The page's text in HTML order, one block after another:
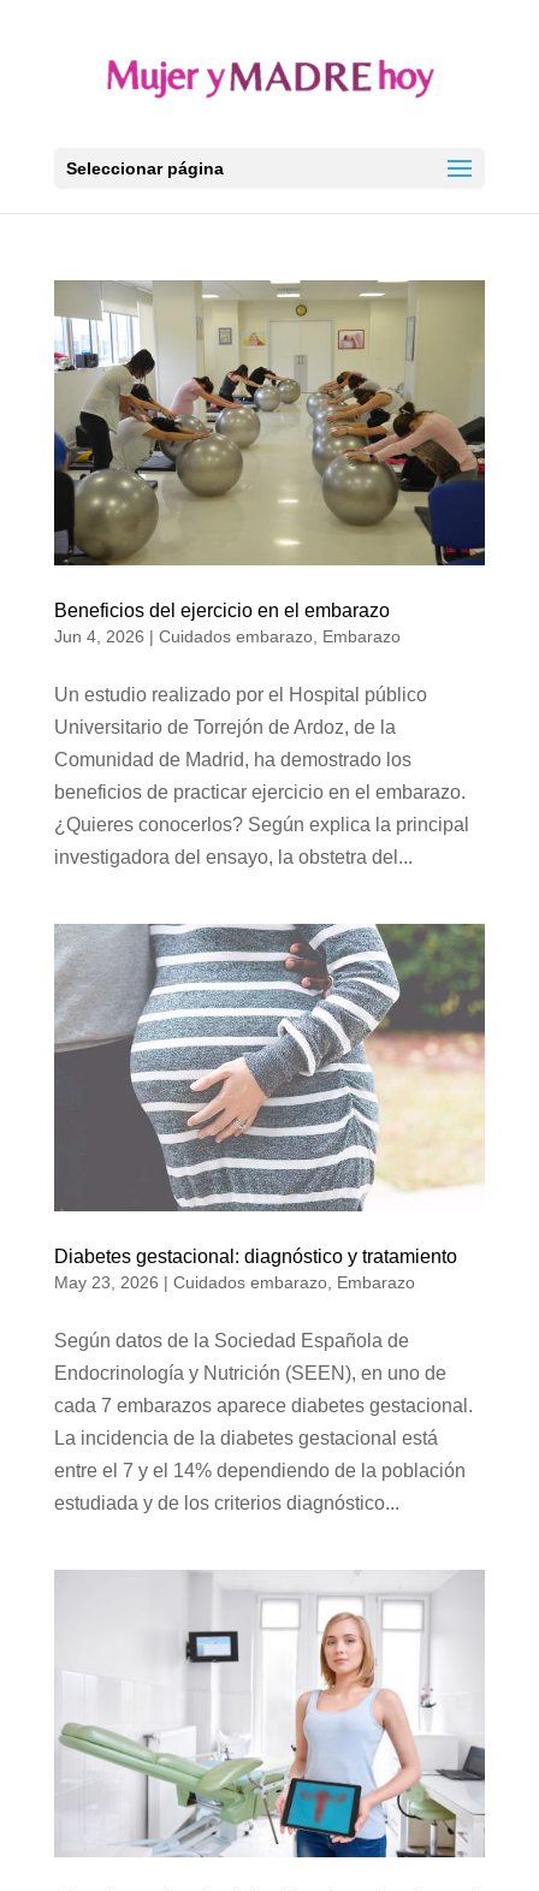
Seleccionar página
Beneficios del ejercicio en el embarazo
Jun 4, 2026 | Cuidados embarazo, Embarazo
Un estudio realizado por el Hospital público
Universitario de Torrejón de Ardoz, de la
Comunidad de Madrid, ha demostrado los
beneficios de practicar ejercicio en el embarazo.
¿Quieres conocerlos? Según explica la principal
investigadora del ensayo, la obstetra del...
Diabetes gestacional: diagnóstico y tratamiento
May 23, 2026 | Cuidados embarazo, Embarazo
Según datos de la Sociedad Española de
Endocrinología y Nutrición (SEEN), en uno de
cada 7 embarazos aparece diabetes gestacional.
La incidencia de la diabetes gestacional está
entre el 7 y el 14% dependiendo de la población
estudiada y de los criterios diagnóstico...